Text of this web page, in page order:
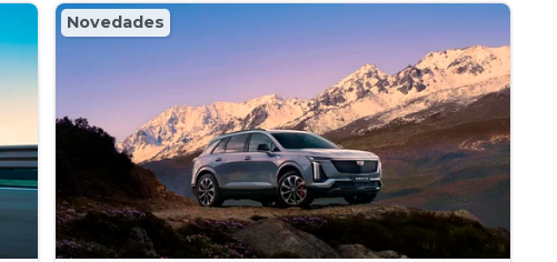
Novedades